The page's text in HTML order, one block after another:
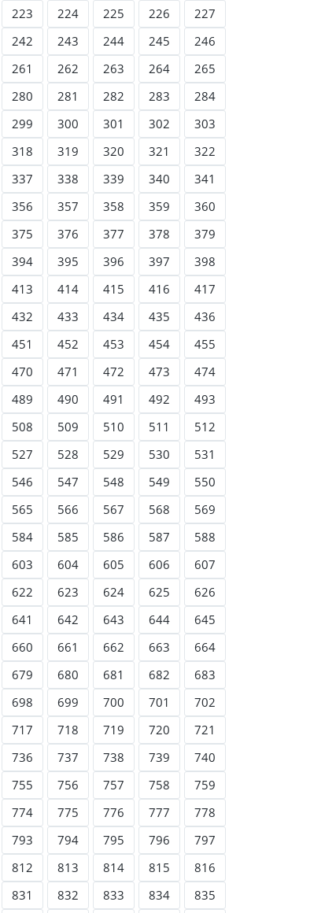
223 224 225 226
227
242 243 244 245
246
261 262 263 264
265
280 281 282 283
284
299 300 301 302
303
318 319 320 321
322
337 338 339 340
341
356 357 358 359
360
375 376 377 378
379
394 395 396 397
398
413 414 415 416
417
432 433 434 435
436
451 452 453 454
455
470 471 472 473
474
489 490 491 492
493
508 509 510 511
512
527 528 529 530
531
546 547 548 549
550
565 566 567 568
569
584 585 586 587
588
603 604 605 606
607
622 623 624 625
626
641 642 643 644
645
660 661 662 663
664
679 680 681 682
683
698 699 700 701
702
717 718 719 720
721
736 737 738 739
740
755 756 757 758
759
774 775 776 777
778
793 794 795 796
797
812 813 814 815
816
831 832 833 834
835